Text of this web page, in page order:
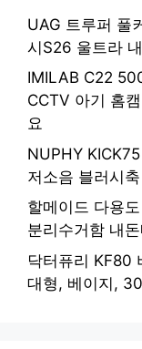
UAG 트루퍼 풀
시S26 울트라
IMILAB C22
CCTV 아기 홈
요
NUPHY
저소음 블러시
할메이드 다용
분리수거함 내
닥터퓨리 KF80
대형, 베이지,